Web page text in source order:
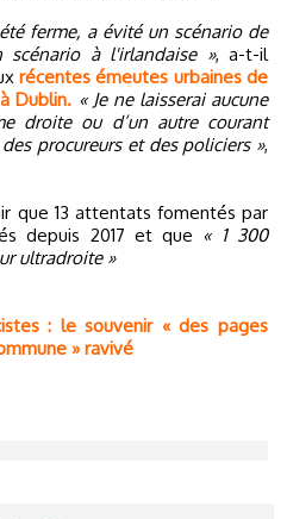
ferme, a évité un scénario de
scénario à l'irlandaise », a-t-il
récentes émeutes urbaines de
Dublin. « Je ne laisserai aucune
droite ou d’un autre courant
procureurs et des policiers »,
que 13 attentats fomentés par
depuis 2017 et que « 1 300
ultradroite »
: le souvenir « des pages
» ravivé